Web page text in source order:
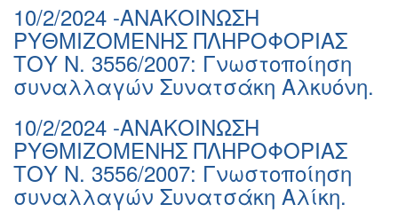
10/2/2024 -ΑΝΑΚΟΙΝΩΣΗ
ΡΥΘΜΙΖΟΜΕΝΗΣ ΠΛΗΡΟΦΟΡΙΑΣ
ΤΟΥ Ν. 3556/2007: Γνωστοποίηση
συναλλαγών Συνατσάκη Αλκυόνη.
10/2/2024 -ΑΝΑΚΟΙΝΩΣΗ
ΡΥΘΜΙΖΟΜΕΝΗΣ ΠΛΗΡΟΦΟΡΙΑΣ
ΤΟΥ Ν. 3556/2007: Γνωστοποίηση
συναλλαγών Συνατσάκη Αλίκη.